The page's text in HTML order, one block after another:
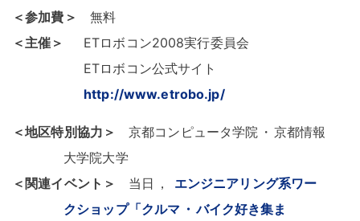
＜参加費＞
無料
＜主催＞
ETロボコン2008実行委員会
ETロボコン公式サイト
http://www.etrobo.jp/
＜地区特別協力＞ 京都コンピュータ学院 ・ 京都情報
大学院大学
＜関連イベント＞
当日 ，
エンジニアリング系ワー
クショップ「クルマ ・ バイク好き集ま